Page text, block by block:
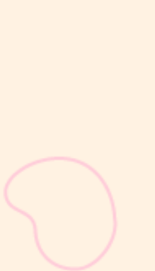
Selain berat badan, tinggi
utama untuk menilai apakah